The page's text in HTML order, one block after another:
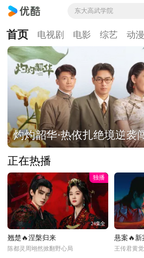
东大高武学院
首页 电视剧 电影 综艺 动漫
灼灼韶华·热依扎绝境逆袭
正在热播
独播
24集全
翘楚🔥涅槃归来
陈都灵周翊然掀翻野心局
悬案🔥新
王传君黄